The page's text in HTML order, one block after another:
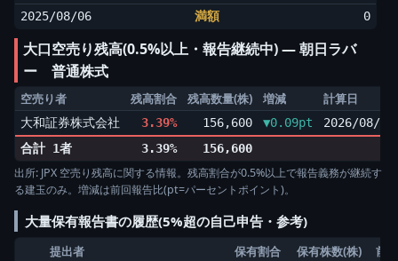
2025/08/06
満額 0
大口空売り残高(0.5%以上・報告継続中) ― 朝日ラバ
ー 普通株式
空売り者 残高割合 残高数量(株) 増減 計算日
大和証券株式会社 3.39% 156,600 ▼0.09pt
2026/08/06
合計 1者
3.39% 156,600
出所: JPX 空売り残高に関する情報。残高割合が0.5%以上で報告義務が継続す
る建玉のみ。増減は前回報告比(pt=パーセントポイント)。
大量保有報告書の履歴(5%超の自己申告・参考)
提出者 保有割合 保有株数(株) 前